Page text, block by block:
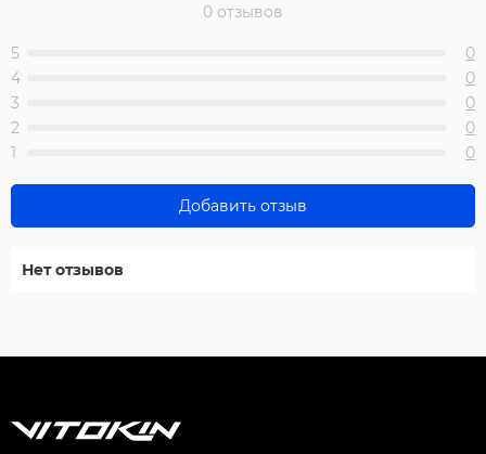
0 отзывов
5
0
4
0
3
0
2
0
1
0
Добавить отзыв
Нет отзывов